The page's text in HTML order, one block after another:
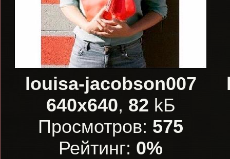
louisa-jacobson007
640x640, 82 kБ
Просмотров: 575
Рейтинг: 0%